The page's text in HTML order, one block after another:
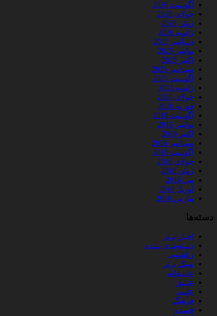
آگوست 2026
جولای 2026
ژوئن 2026
ژانویه 2026
دسامبر 2025
نوامبر 2025
اکتبر 2025
سپتامبر 2025
آگوست 2025
ژانویه 2021
جولای 2020
فوریه 2020
آگوست 2019
نوامبر 2016
اکتبر 2016
سپتامبر 2016
آگوست 2016
جولای 2016
ژوئن 2016
می 2016
آوریل 2016
مارس 2016
دسته‌ها
اخبار برتر
دسته‌بندی نشده
زناشویی
سبک برتر
عاشقانه
عشق
علمی
فرهنگ
قیمت